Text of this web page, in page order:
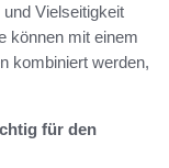
Vielseitigkeit
können mit einem
kombiniert werden,
für den